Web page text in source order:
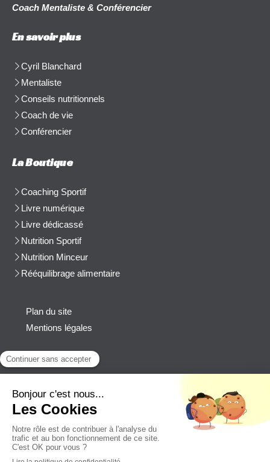
Coach Mentaliste & Conférencier
En savoir plus
Cyril Blanchard
Mentaliste
Conseils nutritionnels
Coach de vie
Conférencier
La Boutique
Coaching Sportif
Livre numérique
Livre dédicassé
Nutrition Sportif
Nutrition Minceur
Rééquilibrage alimentaire
Plan du site
Mentions légales
Contact
cblanchard@beep-consulting.com
Contacter Cyril